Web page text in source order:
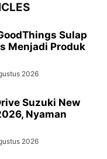
Sulap
Menjadi Produk
2026
Suzuki New
Nyaman
2026